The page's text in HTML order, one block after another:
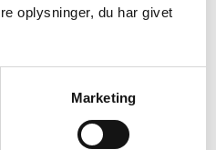
oplysninger, du har givet
Marketing
Generation